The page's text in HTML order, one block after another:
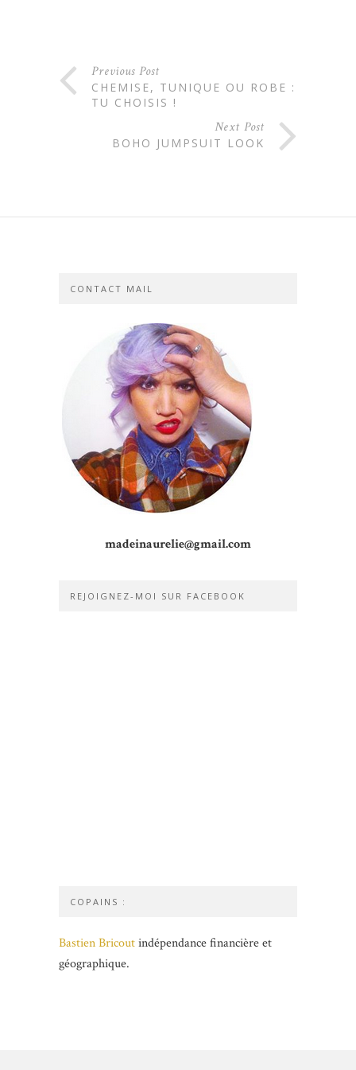
Previous Post
CHEMISE, TUNIQUE OU ROBE :
TU CHOISIS !
Next Post
BOHO JUMPSUIT LOOK
CONTACT MAIL
madeinaurelie@gmail.com
REJOIGNEZ-MOI SUR FACEBOOK
COPAINS :
Bastien Bricoutindépendance financière et
géographique.